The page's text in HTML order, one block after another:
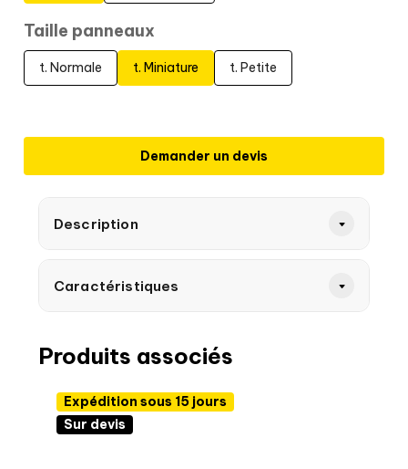
Taille panneaux
t. Normale t. Miniature t. Petite
Demander un devis
Description
Caractéristiques
Produits associés
Expédition sous 15 jours
Sur devis